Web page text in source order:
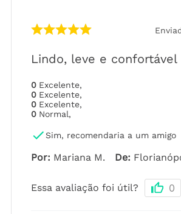
Lindo, leve e confortável
0 Excelente,
0 Excelente,
0 Excelente,
0 Normal,
Sim, recomendaria a um amigo
Por: Mariana M. De:
Essa avaliação foi útil? 0